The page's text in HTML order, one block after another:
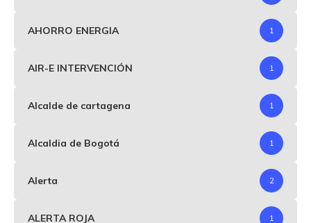
AHORRO ENERGIA 1
AIR-E INTERVENCIÓN 1
Alcalde de cartagena 1
Alcaldia de Bogotá 1
Alerta 2
ALERTA ROJA 1